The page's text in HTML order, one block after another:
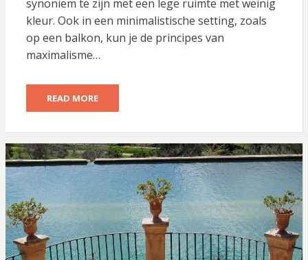
synoniem te zijn met een lege ruimte met weinig
kleur. Ook in een minimalistische setting, zoals
op een balkon, kun je de principes van
maximalisme…
READ MORE